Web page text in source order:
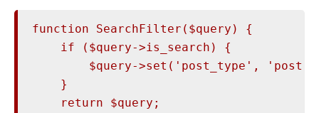
function SearchFilter($query) {
    if ($query->is_search) {
$query->set('post_type',
    }
    return $query;